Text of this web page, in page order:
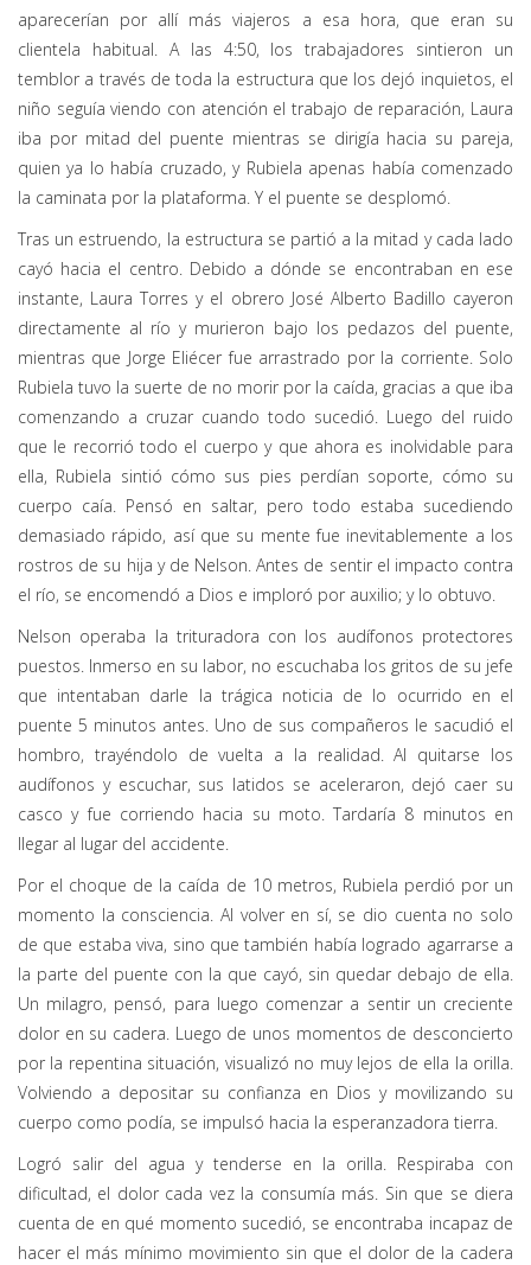
aparecerían por allí más viajeros a esa hora, que eran su
clientela habitual. A las 4:50, los trabajadores sintieron un
temblor a través de toda la estructura que los dejó inquietos, el
niño seguía viendo con atención el trabajo de reparación, Laura
iba por mitad del puente mientras se dirigía hacia su pareja,
quien ya lo había cruzado, y Rubiela apenas había comenzado
la caminata por la plataforma. Y el puente se desplomó.
Tras un estruendo, la estructura se partió a la mitad y cada lado
cayó hacia el centro. Debido a dónde se encontraban en ese
instante, Laura Torres y el obrero José Alberto Badillo cayeron
directamente al río y murieron bajo los pedazos del puente,
mientras que Jorge Eliécer fue arrastrado por la corriente. Solo
Rubiela tuvo la suerte de no morir por la caída, gracias a que iba
comenzando a cruzar cuando todo sucedió. Luego del ruido
que le recorrió todo el cuerpo y que ahora es inolvidable para
ella, Rubiela sintió cómo sus pies perdían soporte, cómo su
cuerpo caía. Pensó en saltar, pero todo estaba sucediendo
demasiado rápido, así que su mente fue inevitablemente a los
rostros de su hija y de Nelson. Antes de sentir el impacto contra
el río, se encomendó a Dios e imploró por auxilio; y lo obtuvo.
Nelson operaba la trituradora con los audífonos protectores
puestos. Inmerso en su labor, no escuchaba los gritos de su jefe
que intentaban darle la trágica noticia de lo ocurrido en el
puente 5 minutos antes. Uno de sus compañeros le sacudió el
hombro, trayéndolo de vuelta a la realidad. Al quitarse los
audífonos y escuchar, sus latidos se aceleraron, dejó caer su
casco y fue corriendo hacia su moto. Tardaría 8 minutos en
llegar al lugar del accidente.
Por el choque de la caída de 10 metros, Rubiela perdió por un
momento la consciencia. Al volver en sí, se dio cuenta no solo
de que estaba viva, sino que también había logrado agarrarse a
la parte del puente con la que cayó, sin quedar debajo de ella.
Un milagro, pensó, para luego comenzar a sentir un creciente
dolor en su cadera. Luego de unos momentos de desconcierto
por la repentina situación, visualizó no muy lejos de ella la orilla.
Volviendo a depositar su confianza en Dios y movilizando su
cuerpo como podía, se impulsó hacia la esperanzadora tierra.
Logró salir del agua y tenderse en la orilla. Respiraba con
dificultad, el dolor cada vez la consumía más. Sin que se diera
cuenta de en qué momento sucedió, se encontraba incapaz de
hacer el más mínimo movimiento sin que el dolor de la cadera